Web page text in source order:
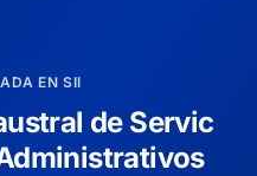
EN SII
de Servic